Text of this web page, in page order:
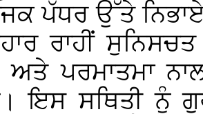
ਪੱਧਰ ਉੱਤੇ
ਰਾਹੀਂ
ਅਤੇ ਪਰਮਾਤਮਾ
ਇਸ ਸਥਿਤੀ ਨੂੰ